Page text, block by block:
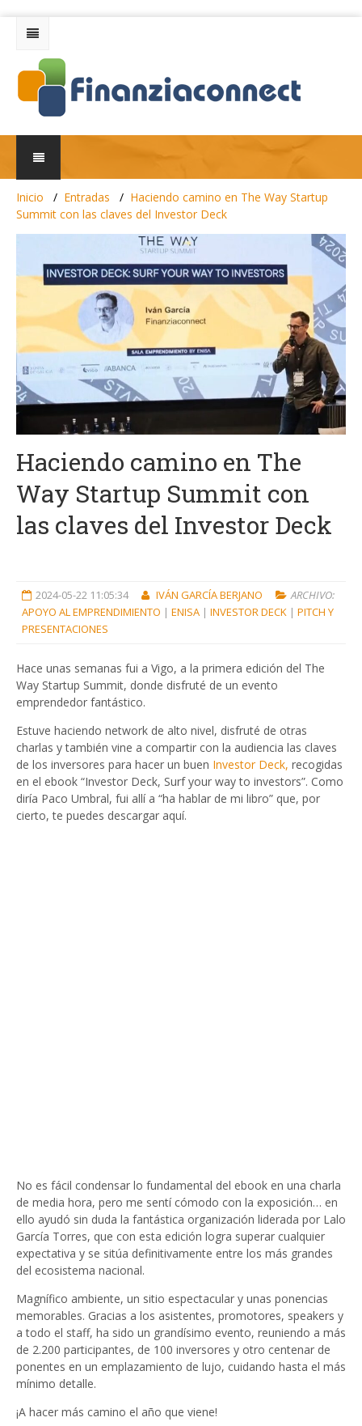
Inicio Entradas
Haciendo camino en The Way Startup
Summit con las claves del Investor Deck
Haciendo camino en The
Way Startup Summit con
las claves del Investor Deck
2024-05-22 11:05:34 IVÁN GARCÍA BERJANO
ARCHIVO:
APOYO AL EMPRENDIMIENTO | ENISA | INVESTOR DECK | PITCH Y
PRESENTACIONES
Hace unas semanas fui a Vigo, a la primera edición del The
Way Startup Summit, donde disfruté de un evento
emprendedor fantástico.
Estuve haciendo network de alto nivel, disfruté de otras
charlas y también vine a compartir con la audiencia las claves
de los inversores para hacer un buen Investor Deck, recogidas
en el ebook “Investor Deck, Surf your way to investors”. Como
diría Paco Umbral, fui allí a “ha hablar de mi libro” que, por
cierto, te puedes descargar aquí.
No es fácil condensar lo fundamental del ebook en una charla
de media hora, pero me sentí cómodo con la exposición… en
ello ayudó sin duda la fantástica organización liderada por Lalo
García Torres, que con esta edición logra superar cualquier
expectativa y se sitúa definitivamente entre los más grandes
del ecosistema nacional.
Magnífico ambiente, un sitio espectacular y unas ponencias
memorables. Gracias a los asistentes, promotores, speakers y
a todo el staff, ha sido un grandísimo evento, reuniendo a más
de 2.200 participantes, de 100 inversores y otro centenar de
ponentes en un emplazamiento de lujo, cuidando hasta el más
mínimo detalle.
¡A hacer más camino el año que viene!